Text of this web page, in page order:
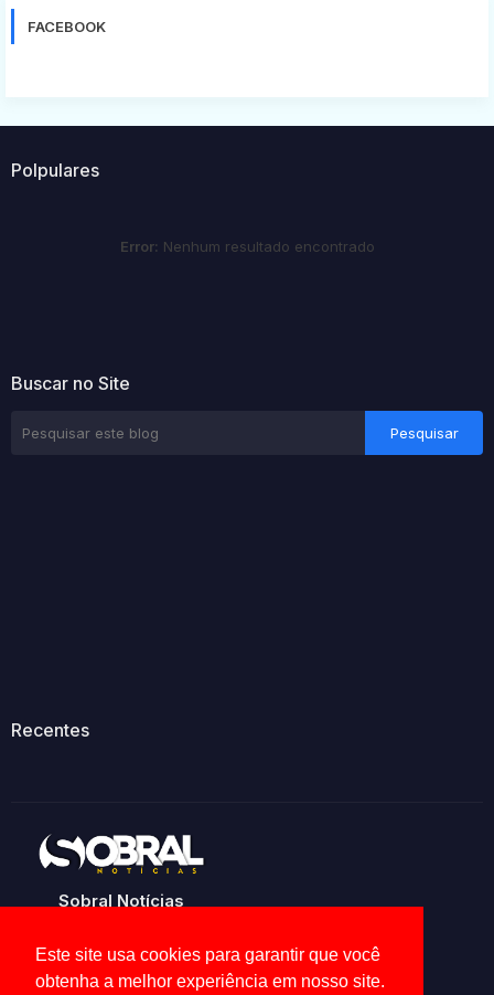
Este site usa cookies para garantir que você
obtenha a melhor experiência em nosso site.
FACEBOOK
Polpulares
Error: Nenhum resultado encontrado
Buscar no Site
Recentes
Sobral Notícias